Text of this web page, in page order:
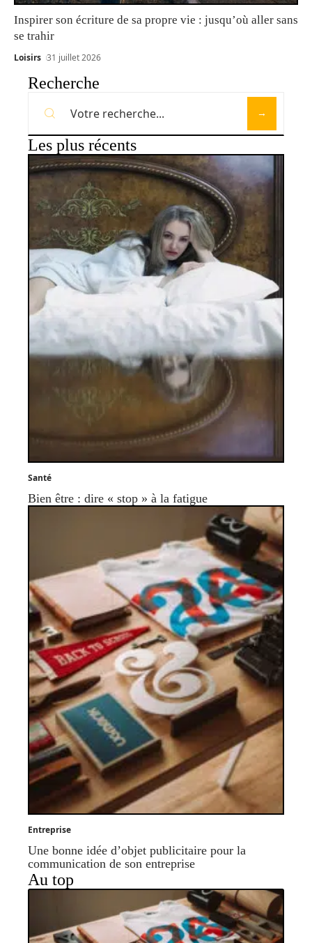
Inspirer son écriture de sa propre vie : jusqu’où aller sans
se trahir
Loisirs 31 juillet 2026
Recherche
Les plus récents
Santé
Bien être : dire « stop » à la fatigue
Entreprise
Une bonne idée d’objet publicitaire pour la
communication de son entreprise
Au top